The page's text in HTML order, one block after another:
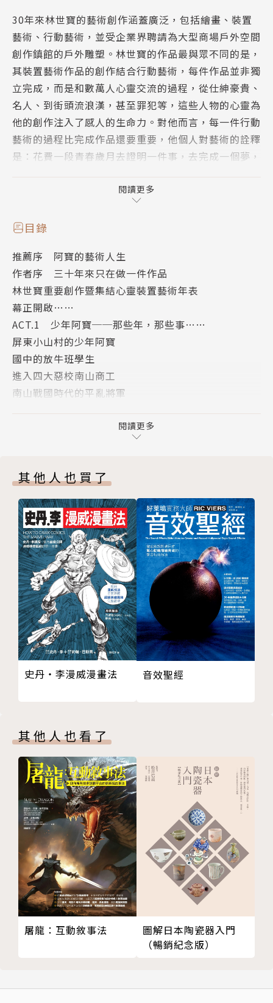
30年來林世寶的藝術創作涵蓋廣泛，包括繪畫、裝置
藝術、行動藝術，並受企業界聘請為大型商場戶外空間
創作鎮館的戶外雕塑。林世寶的作品最與眾不同的是，
其裝置藝術作品的創作結合行動藝術，每件作品並非獨
立完成，而是和數萬人心靈交流的過程，從仕紳豪貴、
名人、到街頭流浪漢，甚至罪犯等，這些人物的心靈為
他的創作注入了感人的生命力。對他而言，每一件行動
藝術的過程比完成作品還要重要，他個人對藝術的詮釋
是：花費一段青春歲月去證明一件事，去完成一個夢，
本書續寫林世寶過去十年的故事，這一段故事很精采，
卻沒有留下隻字片語，包括林世寶在商業掛帥和現實考
何堅持以物易物來募資拍攝他的「集夢計畫」電影；另
一方面，和作家劉馨蔓過去十年來類似的生命經驗中所
激盪出的故事，以作家的筆寫藝術家的心靈，為生命帶
出再一次感動，並以此鼓勵台灣日漸蓬勃的文創事業和
工作者。
作者簡介
林世寶
全國美展比賽大獎，而得以保送國立大學，但他放棄保
送，於1986年被日本畫商推薦赴日深造，進入名古屋
造形藝術大學，學習現代水墨。在日本奮鬥兩年後，以
一幅「白日夢的南極」奪得日本全國水墨畫大賞獎第一
名，成為該獎有史以來最年輕，且非日裔的首獎得主，
也一舉成名，此後成為日本及國際美術比賽的常勝軍，
30歲不到已累積了近三十項各藝術大獎的榮耀。
然在日本聲譽如日中天之際，林世寶毅然選擇前往紐
約，攻讀紐約大學（New York University）藝術研究
所碩士學位，同時開始結合裝置藝術與行動藝術，完成
十多件裝置創作，包括2005年受邀為世界博覽會製作
藝術家獎。目前定居紐約。
Facebook│林世寶─Shih Pao Lin
劉馨蔓（Monica Liu）
台灣淡江大學英文系學士，紐約理工學院傳播藝術系碩
士，曾從事專業公關、紐約廣播電台中英雙語主持、世
界日報記者，獲得過美國新聞報導獎，以及許多文學
獎，現定居紐約，現職為美國電視節目製作人，業餘從
事寫作。
從1998年開始寫作至今，著有《比女人更了解女人的
來！》，以及短篇小說集《紐約的13種可能》，另有
閱讀更多
目錄
推薦序 阿寶的藝術人生
作者序 三十年來只在做一件作品
林世寶重要創作暨集結心靈裝置藝術年表
幕正開啟……
ACT.1 少年阿寶──那些年，那些事……
屏東小山村的少年阿寶
國中的放牛班學生
進入四大惡校南山商工
南山戰國時代的平亂將軍
ACT.2 傳奇開始的地方──日本
名古屋的生活
開學不久就逃學
山窮水盡時入住山中小廟
廟內神祇夜夜入夢來
畫下夢境獲首獎
畫風轉向心靈追求
血染的畫布
在事業巔峰時離開
ACT.3 傳奇的序曲──美國一分錢
紐約意外成了我的二十年
偶然巧合激盪出靈感
主流媒體報導現轉機
廣島核爆倖存的老太太
印度的盲人
俄羅斯妓女的Lucky Penny
美國新新人類的夢想
自閉症女孩的錢桶
刑事通緝犯的心願
不開門的捐贈者
我被哈林區搶匪打劫
在生命消失的瞬間
和平完成的波折
「和平進行曲」突然斷裂
ACT.4 集結心靈的延續──裝置即行動
純真的心：「智慧之門」
回返台灣：「粉紅讚車」
閱讀更多
其他人也買了
史丹‧李漫威漫畫法 音效聖經
其他人也看了
屠龍：互動敘事法
圖解日本陶瓷器入門
（暢銷紀念版）